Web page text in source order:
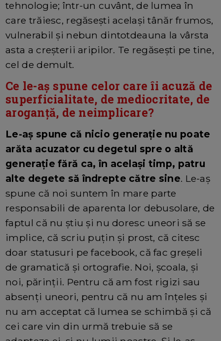
tehnologie; într-un cuvânt, de lumea în
care trăiesc, regăsești același tânăr frumos,
vulnerabil și nebun dintotdeauna la vârsta
asta a creșterii aripilor. Te regăsești pe tine,
cel de demult.
Ce le-aș spune celor care îi acuză de
superficialitate, de mediocritate, de
aroganță, de neimplicare?
Le-aș spune că nicio generație nu poate
arăta acuzator cu degetul spre o altă
generație fără ca, în același timp, patru
alte degete să îndrepte către sine. Le-aș
spune că noi suntem în mare parte
responsabili de aparenta lor debusolare, de
faptul că nu știu și nu doresc uneori să se
implice, că scriu puțin și prost, că citesc
doar statusuri pe facebook, că fac greșeli
de gramatică și ortografie. Noi, școala, și
noi, părinții. Pentru că am fost rigizi sau
absenți uneori, pentru că nu am înțeles și
nu am acceptat că lumea se schimbă și că
cei care vin din urmă trebuie să se